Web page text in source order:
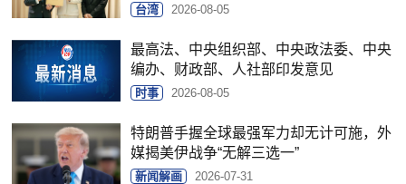
台湾 2026-08-05
最高法、中央组织部、中央政法委、中央
编办、财政部、人社部印发意见
时事 2026-08-05
特朗普手握全球最强军力却无计可施，外
媒揭美伊战争“无解三选一”
新闻解画 2026-07-31